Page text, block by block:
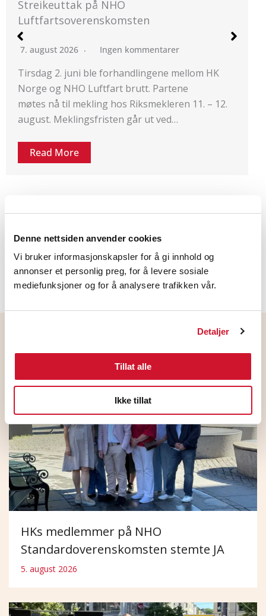
Denne nettsiden anvender cookies
Vi bruker informasjonskapsler for å gi innhold og
annonser et personlig preg, for å levere sosiale
mediefunksjoner og for å analysere trafikken vår.
Detaljer
Tillat alle
Ikke tillat
HKs medlemmer på NHO
Standardoverenskomsten stemte JA
5. august 2026 Ingen kommentarer
Et flertall av HKs medlemmer som jobber på
arbeidsplasser som har
Standardoverenskomsten mellom HK Norge…
HKs medlemmer på NHO
Standardoverenskomsten stemte JA
5. august 2026